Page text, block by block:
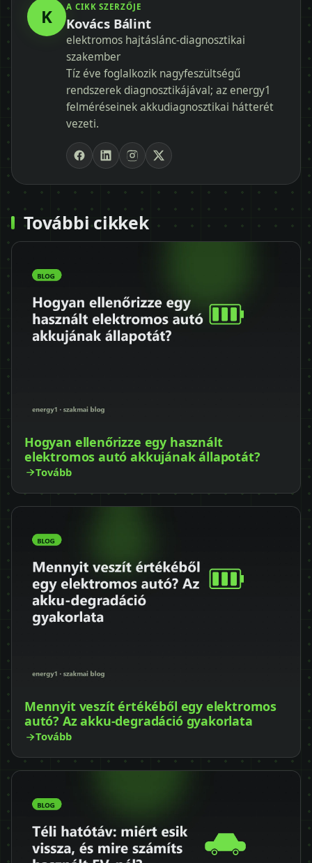
K A CIKK SZERZŐJE
Kovács Bálint
elektromos hajtáslánc-diagnosztikai
szakember
Tíz éve foglalkozik nagyfeszültségű
rendszerek diagnosztikájával; az energy1
felméréseinek akkudiagnosztikai hátterét
vezeti.
További cikkek
Hogyan ellenőrizze egy használt
elektromos autó akkujának állapotát?
Tovább
Mennyit veszít értékéből egy elektromos
autó? Az akku-degradáció gyakorlata
Tovább